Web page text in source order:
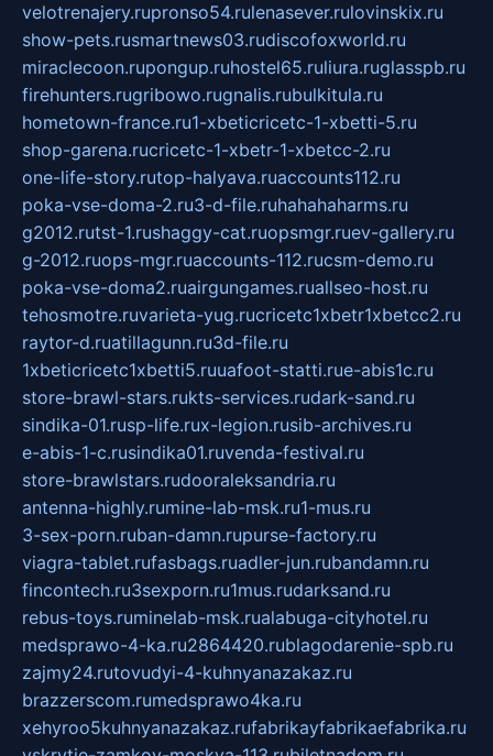
velotrenajery.rupronso54.rulenasever.rulovinskix.ru
show-pets.rusmartnews03.rudiscofoxworld.ru
miraclecoon.rupongup.ruhostel65.ruliura.ruglasspb.ru
firehunters.rugribowo.rugnalis.rubulkitula.ru
hometown-france.ru1-xbeticricetc-1-xbetti-5.ru
shop-garena.rucricetc-1-xbetr-1-xbetcc-2.ru
one-life-story.rutop-halyava.ruaccounts112.ru
poka-vse-doma-2.ru3-d-file.ruhahahaharms.ru
g2012.rutst-1.rushaggy-cat.ruopsmgr.ruev-gallery.ru
g-2012.ruops-mgr.ruaccounts-112.rucsm-demo.ru
poka-vse-doma2.ruairgungames.ruallseo-host.ru
tehosmotre.ruvarieta-yug.rucricetc1xbetr1xbetcc2.ru
raytor-d.ruatillagunn.ru3d-file.ru
1xbeticricetc1xbetti5.ruuafoot-statti.rue-abis1c.ru
store-brawl-stars.rukts-services.rudark-sand.ru
sindika-01.rusp-life.rux-legion.rusib-archives.ru
e-abis-1-c.rusindika01.ruvenda-festival.ru
store-brawlstars.rudooraleksandria.ru
antenna-highly.rumine-lab-msk.ru1-mus.ru
3-sex-porn.ruban-damn.rupurse-factory.ru
viagra-tablet.rufasbags.ruadler-jun.rubandamn.ru
fincontech.ru3sexporn.ru1mus.rudarksand.ru
rebus-toys.ruminelab-msk.rualabuga-cityhotel.ru
medsprawo-4-ka.ru2864420.rublagodarenie-spb.ru
zajmy24.rutovudyi-4-kuhnyanazakaz.ru
brazzerscom.rumedsprawo4ka.ru
xehyroo5kuhnyanazakaz.rufabrikayfabrikaefabrika.ru